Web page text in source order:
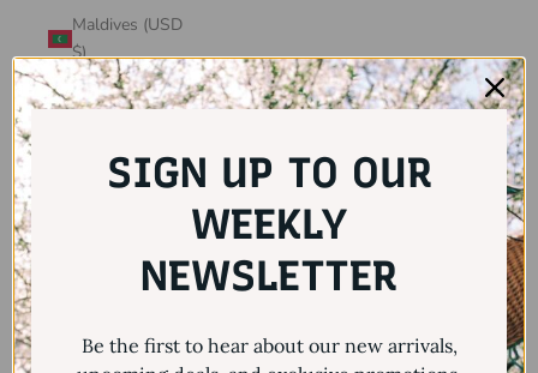
Maldives (USD
$)
Mali (USD $)
Martinique
$)
SIGN UP TO OUR
WEEKLY
NEWSLETTER
Be the first to hear about our new arrivals,